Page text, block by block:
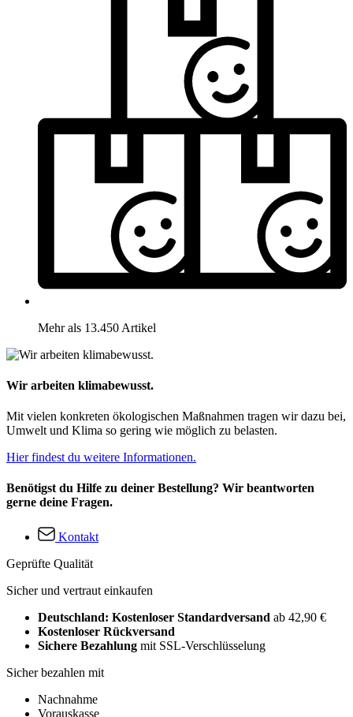
Mehr als 13.450 Artikel
Wir arbeiten klimabewusst.
Mit vielen konkreten ökologischen Maßnahmen tragen wir dazu bei,
Umwelt und Klima so gering wie möglich zu belasten.
Hier findest du weitere Informationen.
Benötigst du Hilfe zu deiner Bestellung? Wir beantworten
gerne deine Fragen.
Kontakt
Geprüfte Qualität
Sicher und vertraut einkaufen
Deutschland: Kostenloser Standardversand ab 42,90 €
Kostenloser Rückversand
Sichere Bezahlung mit SSL-Verschlüsselung
Sicher bezahlen mit
Nachnahme
Vorauskasse